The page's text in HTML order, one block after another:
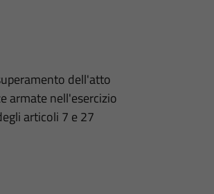
dell'atto
armate nell'esercizio
articoli 7 e 27